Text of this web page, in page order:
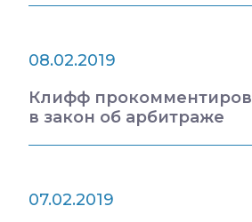
08.02.2019
Клифф
в закон об арбитраже
07.02.2019